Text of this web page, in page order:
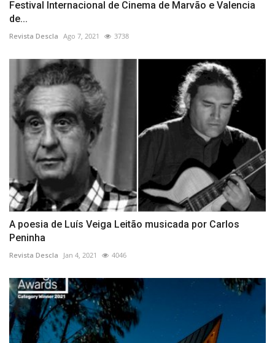
Festival Internacional de Cinema de Marvão e Valencia
de...
Revista Descla Ago 7, 2021 3738
A poesia de Luís Veiga Leitão musicada por Carlos
Peninha
Revista Descla Jan 4, 2021 4046